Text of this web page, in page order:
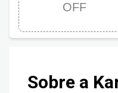
OFF
Sobre a